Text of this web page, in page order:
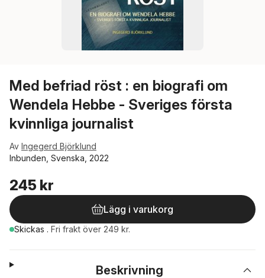
Med befriad röst : en biografi om
Wendela Hebbe - Sveriges första
kvinnliga journalist
Av Ingegerd Björklund
Inbunden, Svenska, 2022
245 kr
Lägg i varukorg
Skickas . Fri frakt över 249 kr.
Beskrivning